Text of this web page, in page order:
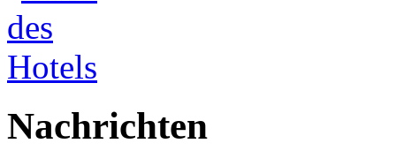
Nachrichten